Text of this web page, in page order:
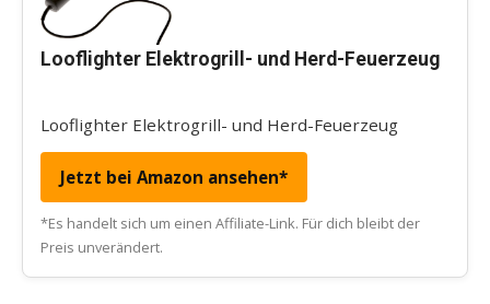
Looflighter Elektrogrill- und Herd-Feuerzeug
Looflighter Elektrogrill- und Herd-Feuerzeug
Jetzt bei Amazon ansehen*
*Es handelt sich um einen Affiliate-Link. Für dich bleibt der
Preis unverändert.